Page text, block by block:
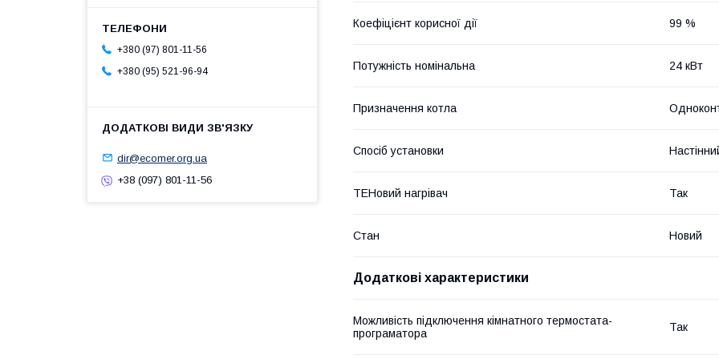
Коефіцієнт корисної дії 99 %
Потужність номінальна 24 кВт
Призначення котла
Спосіб установки
ТЕНовий нагрівач Так
Стан Новий
Додаткові характеристики
Можливість підключення кімнатного термостата-
програматора
Так
+380 (97) 801-11-56
+380 (95) 521-96-94
dir@ecomer.org.ua
+38 (097) 801-11-56